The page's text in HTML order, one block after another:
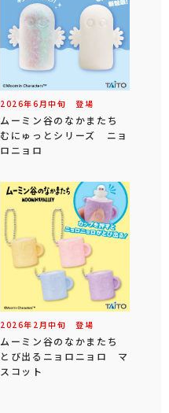
2026年6 月中旬 登場
ムーミン谷のなかまたち
むにゅっとシリーズ ニョ
ロニョロ
2026年 2 月中旬 登場
ムーミン谷のなかまたち
とび出るニョロニョロ マ
スコット